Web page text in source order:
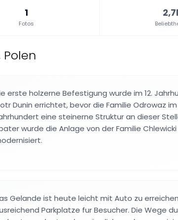
1
Fotos
erste holzerne Befestigung wurde im 12.
Dunin errichtet, bevor die Familie Odrowaz im
eine steinerne Struktur an dieser
wurde die Anlage von der Familie
Gelande ist heute leicht mit Auto zu
Parkplatze fur Besucher. Die Wege